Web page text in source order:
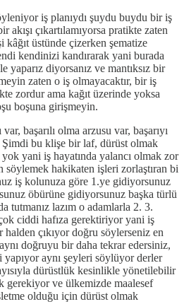
iş planıydı şuydu buydu bir iş
akışı çıkartılamıyorsa pratikte zaten
üstünde çizerken şematize
kendinizi kandırarak yani burada
yaparız diyorsanız ve mantıksız bir
zaten o iş olmayacaktır, bir iş
zordur ama kağıt üzerinde yoksa
boşuna girişmeyin.
başarılı olma arzusu var, başarıyı
bu klişe bir laf, dürüst olmak
yani iş hayatında yalancı olmak zor
hakikaten işleri zorlaştıran bi
iş kolunuza göre 1.ye gidiyorsunuz
öbürüne gidiyorsunuz başka türlü
tutmanız lazım o adamlarla 2. 3.
ciddi hafıza gerektiriyor yani iş
çıkıyor doğru söylerseniz en
doğruyu bir daha tekrar edersiniz,
aynı şeyleri söylüyor derler
dürüstlük kesinlikle yönetilebilir
gerekiyor ve ülkemizde maalesef
olduğu için dürüst olmak